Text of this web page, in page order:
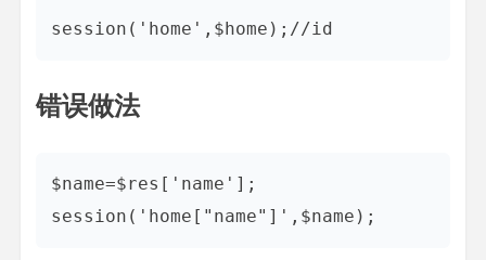
session('home',$home);//id
错误做法
$name=$res['name'];
session('home["name"]',$name);